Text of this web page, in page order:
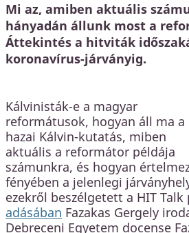
Mi az, amiben aktuális
hányadán állunk most a
Áttekintés a hitviták
koronavírus-járványig.
Kálvinisták-e a magyar
reformátusok, hogyan áll ma a
hazai Kálvin-kutatás, miben
aktuális a reformátor példája
számunkra, és hogyan
fényében a jelenlegi
ezekről beszélgetett a HIT Talk
adásában Fazakas Gergely
Debreceni Egyetem docense